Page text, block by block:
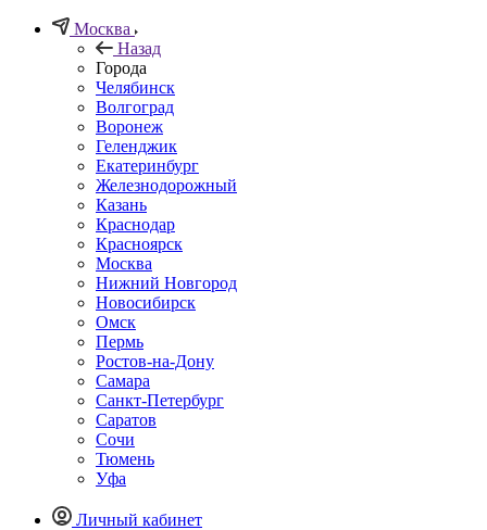
Москва
Назад
Города
Челябинск
Волгоград
Воронеж
Геленджик
Екатеринбург
Железнодорожный
Казань
Краснодар
Красноярск
Москва
Нижний Новгород
Новосибирск
Омск
Пермь
Ростов-на-Дону
Самара
Санкт-Петербург
Саратов
Сочи
Тюмень
Уфа
Личный кабинет